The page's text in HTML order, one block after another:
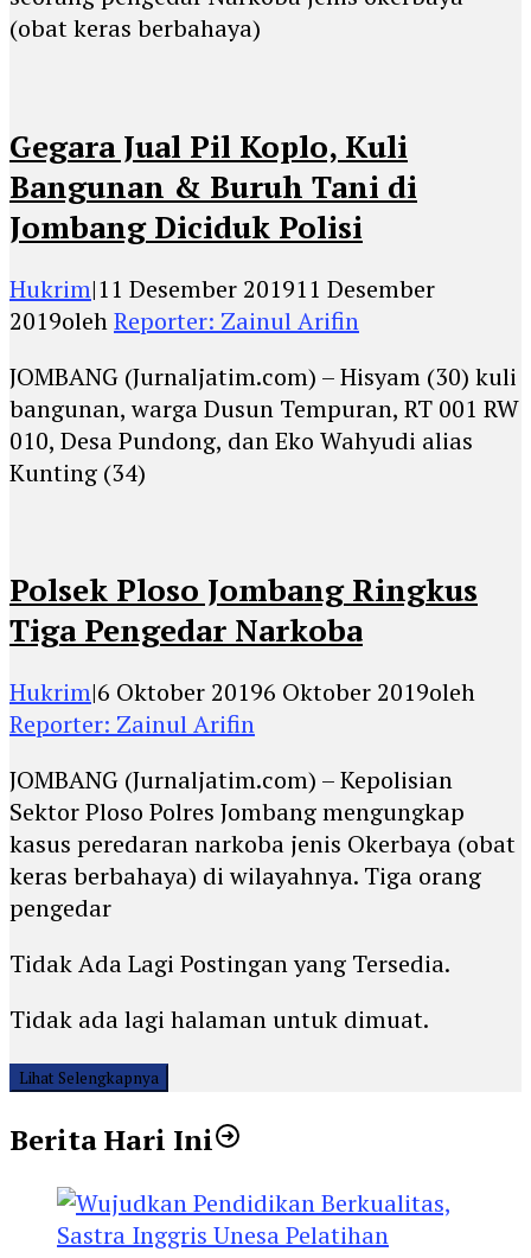
(obat keras berbahaya)
Gegara Jual Pil Koplo, Kuli
Bangunan & Buruh Tani di
Jombang Diciduk Polisi
Hukrim|11 Desember 201911 Desember
2019olehReporter: Zainul Arifin
JOMBANG (Jurnaljatim.com) – Hisyam (30) kuli
bangunan, warga Dusun Tempuran, RT 001 RW
010, Desa Pundong, dan Eko Wahyudi alias
Kunting (34)
Polsek Ploso Jombang Ringkus
Tiga Pengedar Narkoba
Hukrim|6 Oktober 20196 Oktober 2019oleh
Reporter: Zainul Arifin
JOMBANG (Jurnaljatim.com) – Kepolisian
Sektor Ploso Polres Jombang mengungkap
kasus peredaran narkoba jenis Okerbaya (obat
keras berbahaya) di wilayahnya. Tiga orang
pengedar
Tidak Ada Lagi Postingan yang Tersedia.
Tidak ada lagi halaman untuk dimuat.
Lihat Selengkapnya
Berita Hari Ini